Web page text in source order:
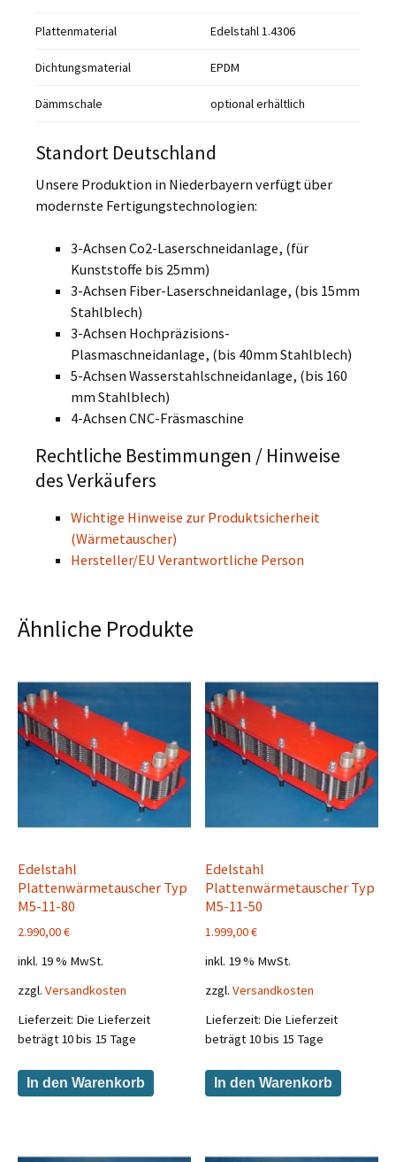
Plattenmaterial Edelstahl 1.4306
Dichtungsmaterial EPDM
Dämmschale optional erhältlich
Standort Deutschland
Unsere Produktion in Niederbayern verfügt über
modernste Fertigungstechnologien:
3-Achsen Co2-Laserschneidanlage, (für
Kunststoffe bis 25mm)
3-Achsen Fiber-Laserschneidanlage, (bis 15mm
Stahlblech)
3-Achsen Hochpräzisions-
Plasmaschneidanlage, (bis 40mm Stahlblech)
5-Achsen Wasserstahlschneidanlage, (bis 160
mm Stahlblech)
4-Achsen CNC-Fräsmaschine
Rechtliche Bestimmungen / Hinweise
des Verkäufers
Wichtige Hinweise zur Produktsicherheit
(Wärmetauscher)
Hersteller/EU Verantwortliche Person
Ähnliche Produkte
Edelstahl
Plattenwärmetauscher Typ
M5-11-80
2.990,00€
inkl. 19 % MwSt.
zzgl. Versandkosten
Lieferzeit: Die Lieferzeit
beträgt 10 bis 15 Tage
In den Warenkorb
Edelstahl
Plattenwärmetauscher Typ
M5-11-50
1.999,00€
inkl. 19 % MwSt.
zzgl.Versandkosten
Lieferzeit: Die Lieferzeit
beträgt 10 bis 15 Tage
In den Warenkorb